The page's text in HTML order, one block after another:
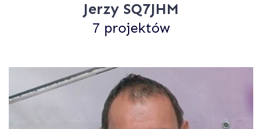
Jerzy SQ7JHM
7 projektów